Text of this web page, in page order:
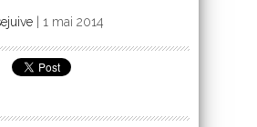
1 mai 2014